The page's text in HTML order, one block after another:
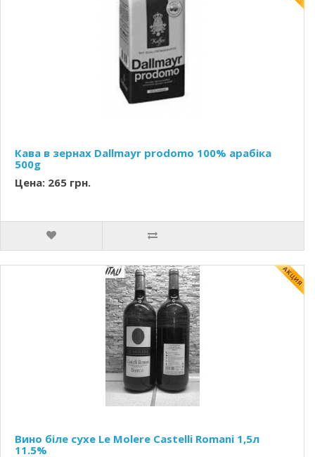
Кава в зернах Dallmayr prodomo 100% арабіка
500g
Цена: 265 грн.
Вино біле сухе Le Molere Castelli Romani 1,5л
11.5%